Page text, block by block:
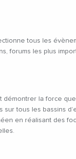
tous les
forums les plus
démontrer la force
sur tous les bassins
en réalisant des